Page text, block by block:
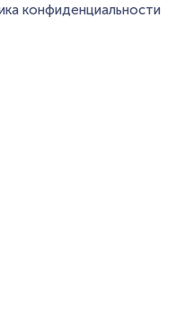
конфиденциальности